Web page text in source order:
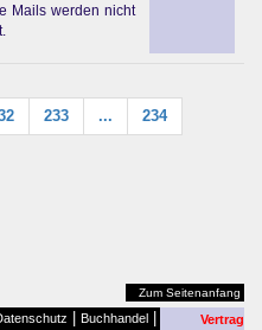
Mails werden nicht
233 ... 234
Zum Seitenanfang
Buchhandel
Vertrag